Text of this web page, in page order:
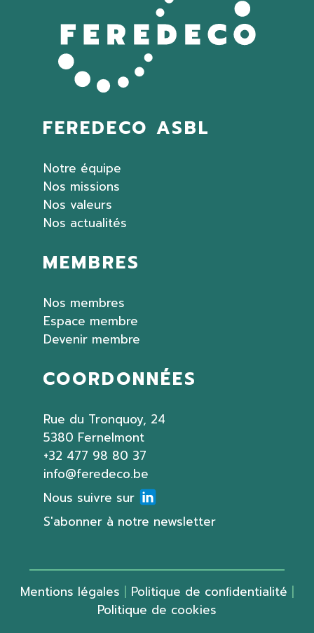
FEREDECO ASBL
Notre équipe
Nos missions
Nos valeurs
Nos actualités
MEMBRES
Nos membres
Espace membre
Devenir membre
COORDONNÉES
Rue du Tronquoy, 24
5380 Fernelmont
+32 477 98 80 37
info@feredeco.be
Nous suivre sur
S'abonner à notre newsletter
Mentions légales | Politique de conﬁdentialité |
Politique de cookies